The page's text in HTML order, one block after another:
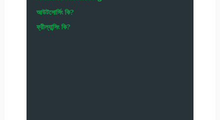
Affiliate marketing
আউটসোর্সিং কি?